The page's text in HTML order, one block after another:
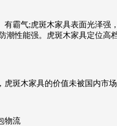
霸气;虎斑木家具表面光泽
潮性能强。虎斑木家具定位
斑木家具的价值未被国内市场
物流